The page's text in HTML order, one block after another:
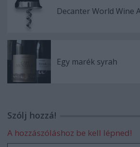
Decanter World Wine
Egy marék syrah
Szólj hozzá!
A hozzászóláshoz be kell lépned!